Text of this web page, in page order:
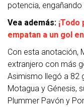
potencia,
Vea además:
empatan a un gol
Con esta anotación,
extranjero con más
Asimismo llegó a 82
Motagua y Génesis,
Plummer Pavón y